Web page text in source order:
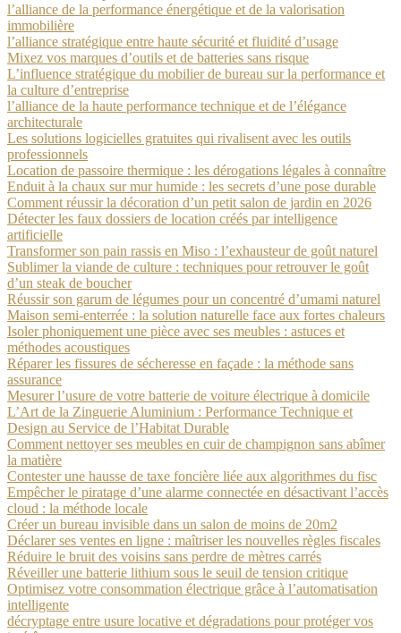
l’alliance de la performance énergétique et de la valorisation
immobilière
l’alliance stratégique entre haute sécurité et fluidité d’usage
Mixez vos marques d’outils et de batteries sans risque
L’influence stratégique du mobilier de bureau sur la performance et
la culture d’entreprise
l’alliance de la haute performance technique et de l’élégance
architecturale
Les solutions logicielles gratuites qui rivalisent avec les outils
professionnels
Location de passoire thermique : les dérogations légales à connaître
Enduit à la chaux sur mur humide : les secrets d’une pose durable
Comment réussir la décoration d’un petit salon de jardin en 2026
Détecter les faux dossiers de location créés par intelligence
artificielle
Transformer son pain rassis en Miso : l’exhausteur de goût naturel
Sublimer la viande de culture : techniques pour retrouver le goût
d’un steak de boucher
Réussir son garum de légumes pour un concentré d’umami naturel
Maison semi-enterrée : la solution naturelle face aux fortes chaleurs
Isoler phoniquement une pièce avec ses meubles : astuces et
méthodes acoustiques
Réparer les fissures de sécheresse en façade : la méthode sans
assurance
Mesurer l’usure de votre batterie de voiture électrique à domicile
L’Art de la Zinguerie Aluminium : Performance Technique et
Design au Service de l’Habitat Durable
Comment nettoyer ses meubles en cuir de champignon sans abîmer
la matière
Contester une hausse de taxe foncière liée aux algorithmes du fisc
Empêcher le piratage d’une alarme connectée en désactivant l’accès
cloud : la méthode locale
Créer un bureau invisible dans un salon de moins de 20m2
Déclarer ses ventes en ligne : maîtriser les nouvelles règles fiscales
Réduire le bruit des voisins sans perdre de mètres carrés
Réveiller une batterie lithium sous le seuil de tension critique
Optimisez votre consommation électrique grâce à l’automatisation
intelligente
décryptage entre usure locative et dégradations pour protéger vos